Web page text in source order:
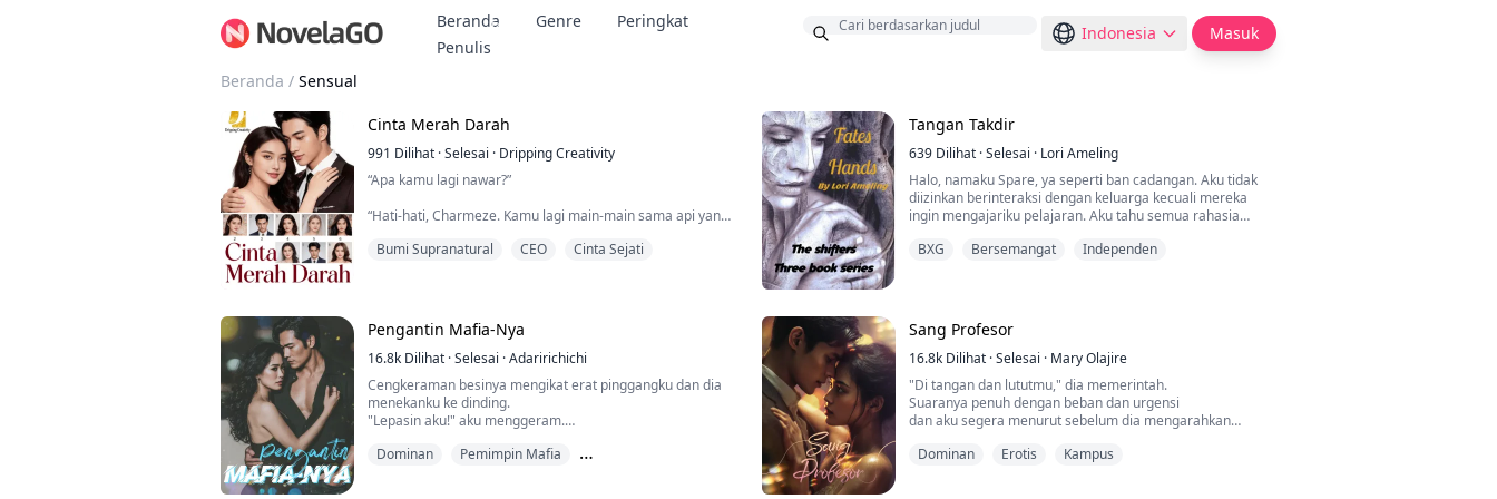
Beranda Genre
Peringkat
Penulis
Bonus Indonesia Masuk
Beranda / Sensual
Cinta Merah Darah
991 Dilihat ·Selesai · Dripping Creativity
“Apa kamu lagi nawar?”
“Hati-hati, Charmeze. Kamu lagi main-main sama api yang
Dia suka saat perempuan itu duduk di pangkuannya.
Tubuhnya lembut, berisi di tempat yang tepat. Dan dia
terlalu menyukainya—itu makin jelas ketika Mi...
Bumi Supranatural CEO Cinta Sejati
Tangan Takdir
639 Dilihat ·Selesai · Lori Ameling
Halo, namaku Spare, ya seperti ban cadangan. Aku tidak
diizinkan berinteraksi dengan keluarga kecuali mereka
ingin mengajariku pelajaran. Aku tahu semua rahasia
membiarkanku pergi begitu saja, aku tidak ingin hilang
BXG Bersemangat Independen
Pengantin Mafia-Nya
16.8k Dilihat ·Selesai ·Adaririchichi
Cengkeraman besinya mengikat erat pinggangku dan dia
menekanku ke dinding.
"Lepasin aku!" aku menggeram.
menyentuh lembut daun telingaku.
Dominan
Pemimpin Mafia
Sang Profesor
16.8k Dilihat ·Selesai · Mary Olajire
"Di tangan dan lututmu," dia memerintah.
Suaranya penuh dengan beban dan urgensi
dan aku segera menurut sebelum dia mengarahkan
Tubuh kami bertemu dengan irama yang keras dan marah.
Dominan Erotis Kampus